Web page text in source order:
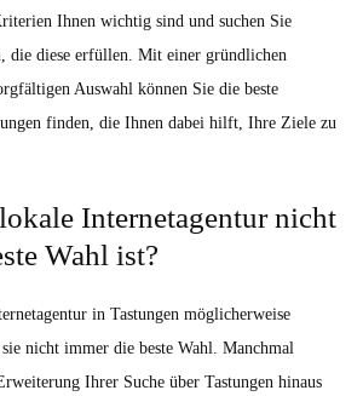
Ihnen wichtig sind und suchen Sie
die diese erfüllen. Mit einer gründlichen
Auswahl können Sie die beste
finden, die Ihnen dabei hilft, Ihre Ziele zu
Internetagentur nicht
Wahl ist?
in Tastungen möglicherweise
nicht immer die beste Wahl. Manchmal
Ihrer Suche über Tastungen hinaus